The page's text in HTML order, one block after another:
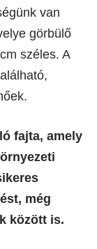
van
görbülő
széles. A
fajta, amely
még
között is.